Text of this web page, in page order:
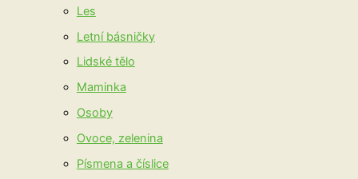
Les
Letní básničky
Lidské tělo
Maminka
Osoby
Ovoce, zelenina
Písmena a číslice